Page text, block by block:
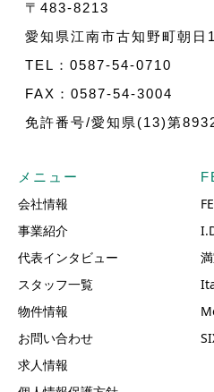
〒483-8213
愛知県江南市古知野町朝日
TEL：0587-54-0710
FAX：0587-54-3004
免許番号/愛知県(13)第
メニュー
会社情報
事業紹介
代表インタビュー
スタッフ一覧
物件情報
お問い合わせ
求人情報